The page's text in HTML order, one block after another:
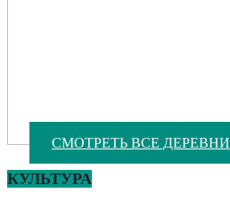
СМОТРЕТЬ ВСЕ ДЕРЕВНИ
КУЛЬТУРА